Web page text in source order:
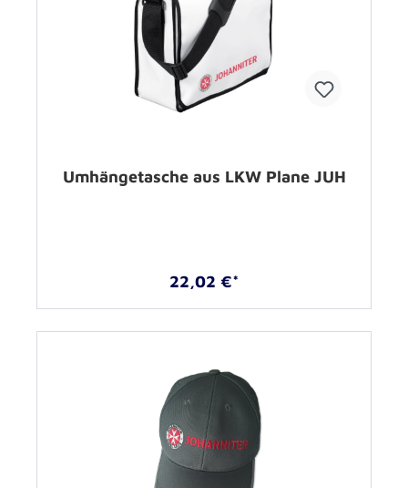
Umhängetasche aus LKW Plane JUH
22,02 €*